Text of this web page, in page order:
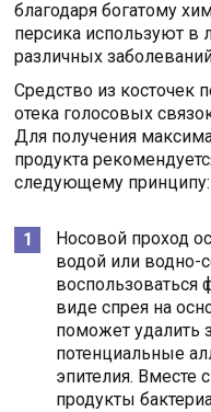
благодаря богатому
персика используют в
различных
Средство из косточек
отека голосовых
Для получения
продукта
следующему принципу:
Носовой проход
водой или
воспользоваться
виде спрея на
поможет удалить
потенциальные
эпителия. Вместе
продукты